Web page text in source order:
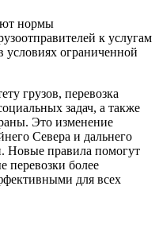
нормы
к услугам
ограниченной
грузов, перевозка
задач, а также
Это изменение
Севера и дальнего
Новые правила помогут
перевозки более
для всех